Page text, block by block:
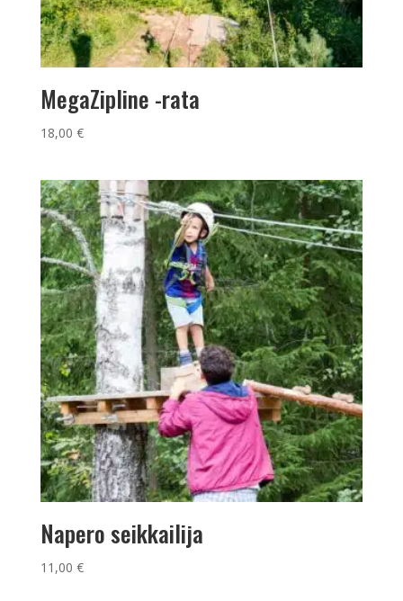
MegaZipline -rata
18,00 €
Napero seikkailija
11,00 €